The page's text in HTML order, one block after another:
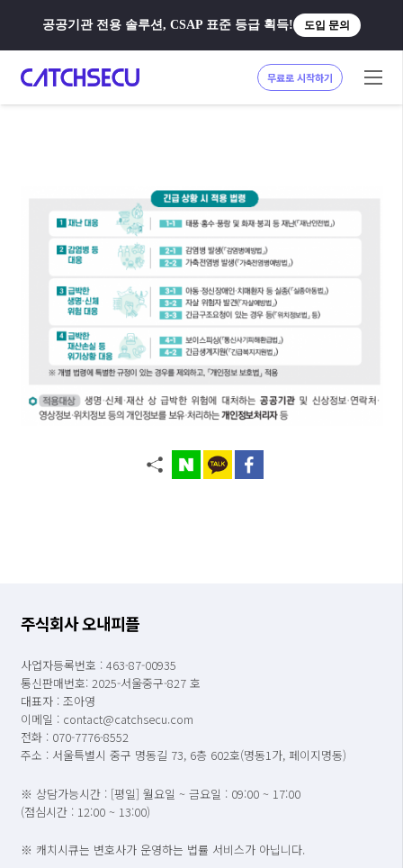
공공기관 전용 솔루션, CSAP 표준 등급 획득! 도입 문의
무료로 시작하기
주식회사 오내피플
사업자등록번호 : 463-87-00935
통신판매번호: 2025-서울중구-827 호
대표자 : 조아영
이메일 : contact@catchsecu.com
전화 : 070-7776-8552
주소 : 서울특별시 중구 명동길 73, 6층 602호(명동1가, 페이지명동)
※ 상담가능시간 : [평일] 월요일 ~ 금요일 : 09:00 ~ 17:00
(점심시간 : 12:00 ~ 13:00)
※ 캐치시큐는 변호사가 운영하는 법률 서비스가 아닙니다.